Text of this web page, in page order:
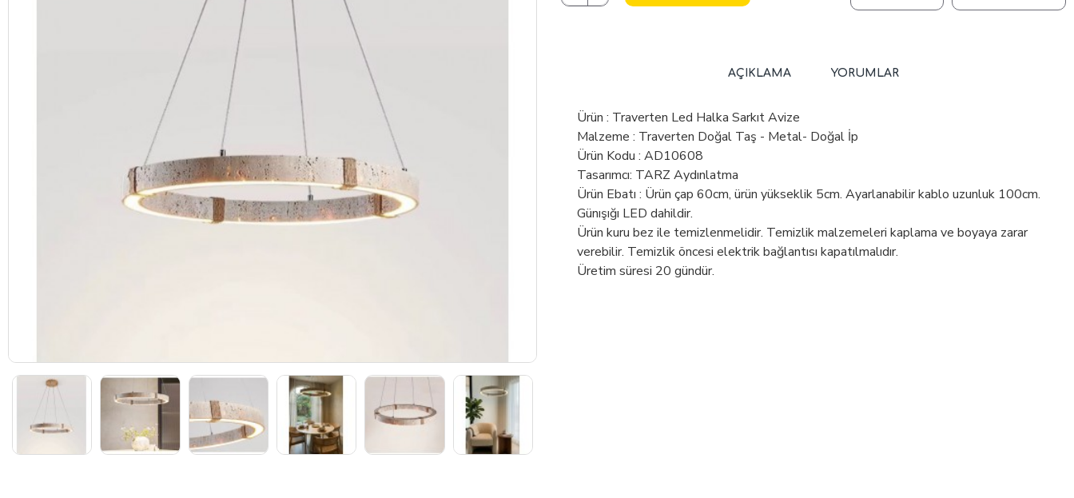
AÇIKLAMA YORUMLAR
Ürün : Traverten Led Halka Sarkıt Avize
Malzeme : Traverten Doğal Taş - Metal- Doğal İp
Ürün Kodu : AD10608
Tasarımcı: TARZ Aydınlatma
Ürün Ebatı : Ürün çap 60cm, ürün yükseklik 5cm. Ayarlanabilir kablo uzunluk 100cm.
Günışığı LED dahildir.
Ürün kuru bez ile temizlenmelidir. Temizlik malzemeleri kaplama ve boyaya zarar
verebilir. Temizlik öncesi elektrik bağlantısı kapatılmalıdır.
Üretim süresi 20 gündür.